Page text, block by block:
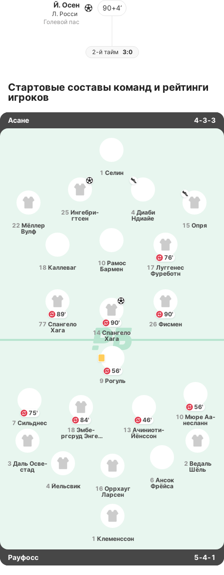
Й. Осен
Л. Росси
Голевой пас
90+4’
2-й тайм 3:0
Стартовые составы команд и рейтинги
игроков
Асане 4-3-3
1 Селин
4 Диаби
Ндиайе
25 Инге­бри­
гтсен
22 Мёллер
Вулф
15 Опря
10 Рамос
Бармен
18 Ка­лле­ваг
76'
17 Лу­гге­нес
Фу­ре­ботн
89'
77 Спа­нге­ло
Хага
90'
14 Спа­нге­ло
Хага
90'
26 Фисмен
1 Кле­ме­нссон
6 Ансок
Фрёйса
3 Даль Осве­
стад
2 Ведаль
Шёль
16 Оррхауг
Ларсен
4 Йе­льсвик
46'
13 Ачи­нио­ти­-
Йё­нссон
75'
7 Си­льднес
56'
10 Мюре Аа­
не­сланн
84'
18 Эмбе­
ргсруд Энге­
ба­ккен
56'
9 Рогуль
Рауфосс 5-4-1